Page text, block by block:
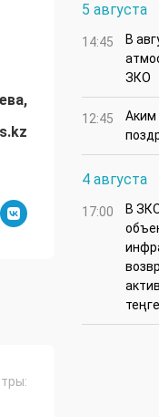
5 августа
14:45
В
ЗКО
12:45
Аким
4 августа
17:00
В
теңге